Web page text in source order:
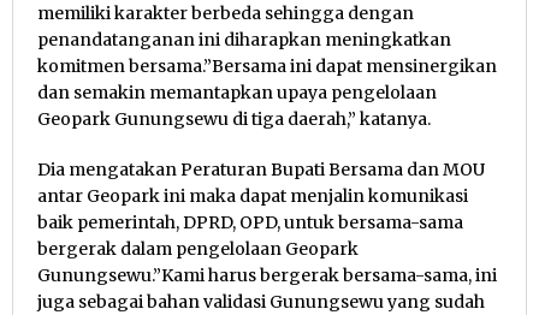
memiliki karakter berbeda sehingga dengan
penandatanganan ini diharapkan meningkatkan
komitmen bersama.”Bersama ini dapat mensinergikan
dan semakin memantapkan upaya pengelolaan
Geopark Gunungsewu di tiga daerah,” katanya.
Dia mengatakan Peraturan Bupati Bersama dan MOU
antar Geopark ini maka dapat menjalin komunikasi
baik pemerintah, DPRD, OPD, untuk bersama-sama
bergerak dalam pengelolaan Geopark
Gunungsewu.”Kami harus bergerak bersama-sama, ini
juga sebagai bahan validasi Gunungsewu yang sudah